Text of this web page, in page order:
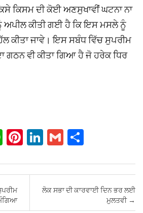
ਕਿਸਮ ਦੀ ਕੋਈ ਅਣਸੁਖਾਵੀਂ ਘਟਨਾ ਨਾ
ਅਪੀਲ ਕੀਤੀ ਗਈ ਹੈ ਕਿ ਇਸ ਮਸਲੇ ਨੂੰ
ਕੀਤਾ ਜਾਵੇ। ਇਸ ਸਬੰਧ ਵਿੱਚ ਸੁਪਰੀਮ
ਗਠਨ ਵੀ ਕੀਤਾ ਗਿਆ ਹੈ ਜੋ ਹਰੇਕ ਧਿਰ
W
at
s
A
Pi
er
Li
ke
dI
G
ail ar
e
ਲੋਕ ਸਭਾ ਦੀ ਕਾਰਵਾਈ ਦਿਨ ਭਰ ਲਈ
ਮੁਲਤਵੀ →